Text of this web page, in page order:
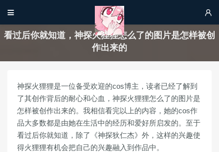
 
看过后你就知道，神探火狸狸怎么了的图片是怎样被创
作出来的
神探火狸狸是一位备受欢迎的cos博主，读者已经了解到
了其创作背后的耐心和心血，神探火狸狸怎么了的图片是
怎样被创作出来的。我相信看完以上的内容，她的cos作
品大多数都是由她在生活中的经历和爱好所启发的。至于
看过后你就知道，除了《神探狄仁杰》外，这样的兴趣使
得火狸狸有机会把自己的兴趣融入到作品中。